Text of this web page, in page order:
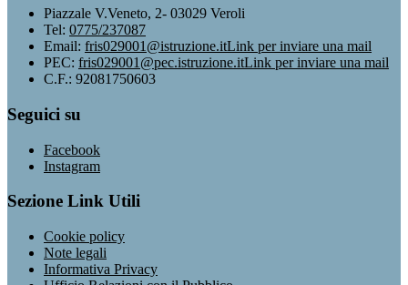
Piazzale V.Veneto, 2- 03029 Veroli
Tel: 0775/237087
Email: fris029001@istruzione.itLink per inviare una mail
PEC: fris029001@pec.istruzione.itLink per inviare una mail
C.F.: 92081750603
Seguici su
Facebook
Instagram
Sezione Link Utili
Cookie policy
Note legali
Informativa Privacy